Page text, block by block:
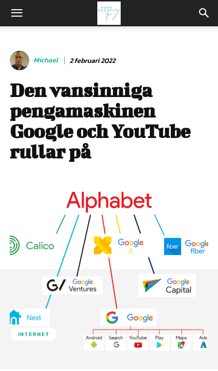
Michael 2 februari 2022
Den vansinniga
pengamaskinen
Google och YouTube
rullar på
INTERNET